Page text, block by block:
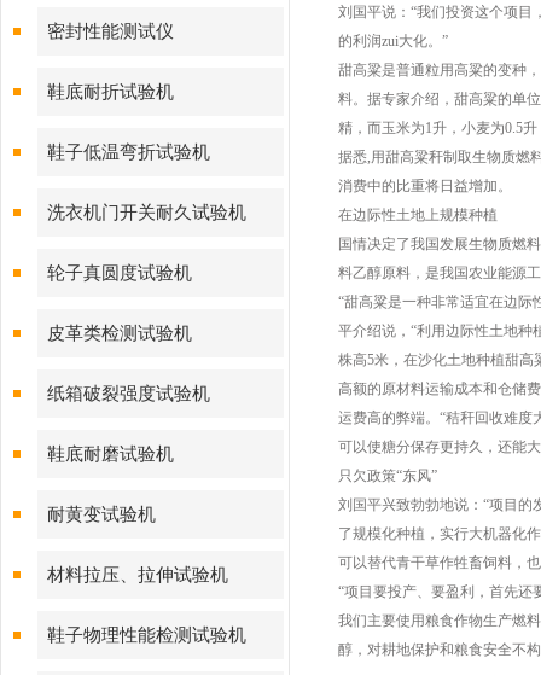
密封性能测试仪
鞋底耐折试验机
鞋子低温弯折试验机
洗衣机门开关耐久试验机
轮子真圆度试验机
皮革类检测试验机
纸箱破裂强度试验机
鞋底耐磨试验机
耐黄变试验机
材料拉压、拉伸试验机
鞋子物理性能检测试验机
刘国平说：“我们投资这个项
的利润zui大化。”
甜高粱是普通粒用高粱的变种
料。据专家介绍，甜高粱的单
精，而玉米为1升，小麦为0.5
据悉,用甜高粱秆制取生物质燃
消费中的比重将日益增加。
在边际性土地上规模种植
国情决定了我国发展生物质燃
料乙醇原料，是我国农业能源
“甜高粱是一种非常适宜在边际
平介绍说，“利用边际性土地种
株高5米，在沙化土地种植甜
高额的原材料运输成本和仓储
运费高的弊端。“秸秆回收难
可以使糖分保存更持久，还能
只欠政策“东风”
刘国平兴致勃勃地说：“项目的
了规模化种植，实行大机器化
可以替代青干草作牲畜饲料，
“项目要投产、要盈利，首先还
我们主要使用粮食作物生产燃
醇，对耕地保护和粮食安全不